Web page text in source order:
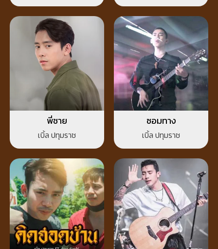
พี่ชาย
เบิ้ล ปทุมราช
ซอมทาง
เบิ้ล ปทุมราช